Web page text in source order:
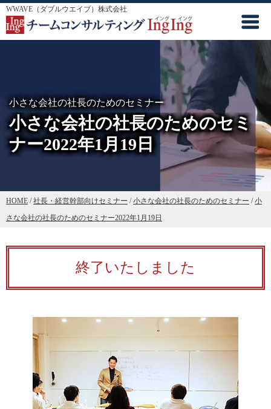
WWAVE（ダブルウエイブ）株式会社
小さな会社の社長のためのセミナー
小さな会社の社長のためのセミ
ナー2022年1月19日
HOME /社長・経営幹部向けセミナー /小さな会社の社長のためのセミナー /小
さな会社の社長のためのセミナー2022年1月19日
終了いたしました